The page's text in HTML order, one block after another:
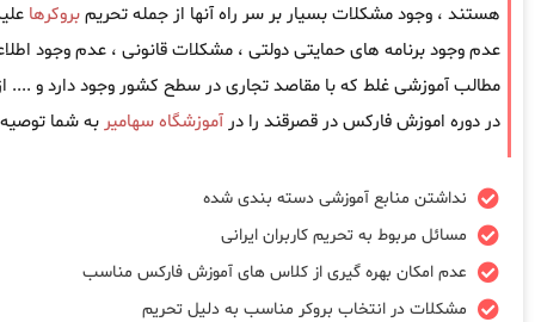
هستند ، وجود مشکلات بسیار بر سر راه آنها از جمله تحریمبروکرها
عدم وجود برنامه های حمایتی دولتی ، مشکلات قانونی ، عدم وجود
مطالب آموزشی غلط که با مقاصد تجاری در سطح کشور وجود دارد و
در دوره اموزش فارکس در قصرقند را در آموزشگاه سهامیر به شما
نداشتن منابع آموزشی دسته بندی شده
مسائل مربوط به تحریم کاربران ایرانی
عدم امکان بهره گیری از کلاس های آموزش فارکس مناسب
مشکلات در انتخاب بروکر مناسب به دلیل تحریم